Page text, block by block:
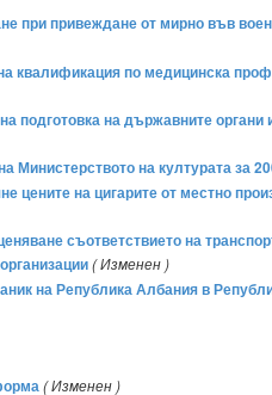
при привеждане от мирно във
по медицинска
подготовка на държавните
на културата за
на цигарите от местно
съответствието на
( Изменен )
на Република Албания в
( Изменен )